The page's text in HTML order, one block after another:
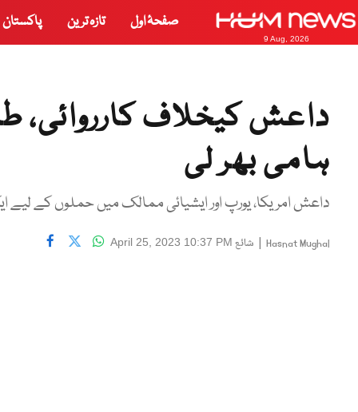
9 Aug, 2026
صفحۂ اول تازہ ترین پاکستان
داعش کیخلاف کارروائی،
ہامی بھر لی
داعش امریکا، یورپ اور ایشیائی ممالک میں حملوں کے لیے
Hasnat Mughal
| شائع April 25, 2023 10:37 PM